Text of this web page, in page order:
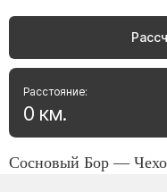
Расстояние:
0 км.
Сосновый Бор —